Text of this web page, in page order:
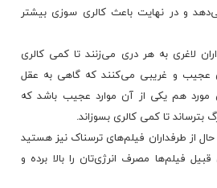
و در نهایت باعث کالری سوزی بیشتر
لاغری به هر دری می‌زنند تا کمی کالری
عجیب و غریبی می‌کنند که گاهی به عقل
هم یکی از آن موارد عجیب باشد که
تا کمی کالری بسوزاند.
از طرفداران فیلم‌های ترسناک نیز هستید
فیلم‌ها مصرف انرژی‌تان را بالا برده و